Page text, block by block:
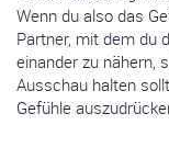
Wenn du also das
Partner, mit dem du
einander zu nähern,
Ausschau halten
Gefühle